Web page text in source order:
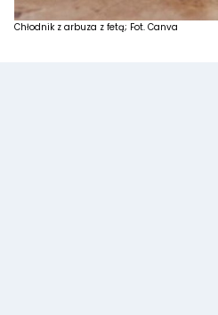
Chłodnik z arbuza z fetą; Fot. Canva